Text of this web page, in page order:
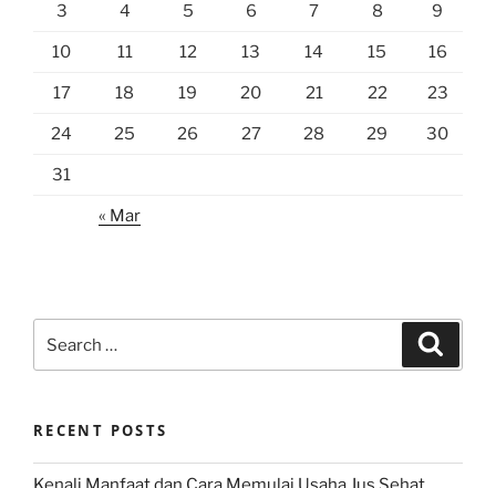
3 4 5 6 7 8 9
10 11 12 13 14 15 16
17 18 19 20 21 22 23
24 25 26 27 28 29 30
31
« Mar
for:
RECENT POSTS